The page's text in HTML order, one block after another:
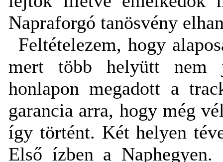
Napraforgó tanösvény
Feltételezem, hogy
mert több helyütt nem
honlapon megadott a
garancia arra, hogy még
így történt. Két helyen
Első ízben a